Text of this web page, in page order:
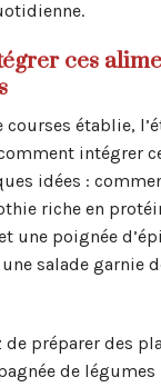
ces
établie,
intégrer
idées :
riche en
une poignée
salade garnie
de préparer des
de légumes